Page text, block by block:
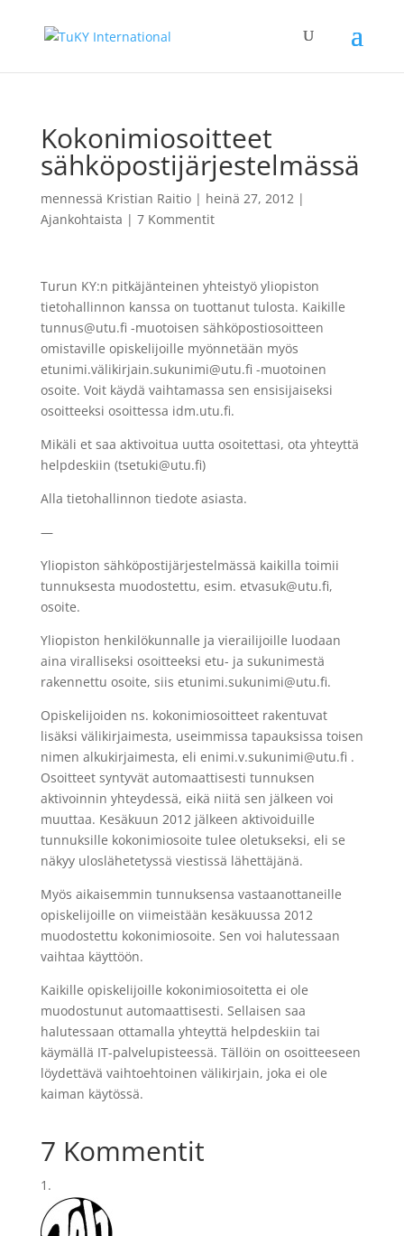
Kokonimiosoitteet
sähköpostijärjestelmässä
mennessä Kristian Raitio| heinä 27, 2012|
Ajankohtaista | 7 Kommentit
Turun KY:n pitkäjänteinen yhteistyö yliopiston
tietohallinnon kanssa on tuottanut tulosta. Kaikille
tunnus@utu.fi -muotoisen sähköpostiosoitteen
omistaville opiskelijoille myönnetään myös
etunimi.välikirjain.sukunimi@utu.fi -muotoinen
osoite. Voit käydä vaihtamassa sen ensisijaiseksi
osoitteeksi osoittessa idm.utu.fi.
Mikäli et saa aktivoitua uutta osoitettasi, ota yhteyttä
helpdeskiin (tsetuki@utu.fi)
Alla tietohallinnon tiedote asiasta.
—
Yliopiston sähköpostijärjestelmässä kaikilla toimii
tunnuksesta muodostettu, esim. etvasuk@utu.fi,
osoite.
Yliopiston henkilökunnalle ja vierailijoille luodaan
aina viralliseksi osoitteeksi etu- ja sukunimestä
rakennettu osoite, siis etunimi.sukunimi@utu.fi.
Opiskelijoiden ns. kokonimiosoitteet rakentuvat
lisäksi välikirjaimesta, useimmissa tapauksissa toisen
nimen alkukirjaimesta, eli enimi.v.sukunimi@utu.fi .
Osoitteet syntyvät automaattisesti tunnuksen
aktivoinnin yhteydessä, eikä niitä sen jälkeen voi
muuttaa. Kesäkuun 2012 jälkeen aktivoiduille
tunnuksille kokonimiosoite tulee oletukseksi, eli se
näkyy uloslähetetyssä viestissä lähettäjänä.
Myös aikaisemmin tunnuksensa vastaanottaneille
opiskelijoille on viimeistään kesäkuussa 2012
muodostettu kokonimiosoite. Sen voi halutessaan
vaihtaa käyttöön.
Kaikille opiskelijoille kokonimiosoitetta ei ole
muodostunut automaattisesti. Sellaisen saa
halutessaan ottamalla yhteyttä helpdeskiin tai
käymällä IT-palvelupisteessä. Tällöin on osoitteeseen
löydettävä vaihtoehtoinen välikirjain, joka ei ole
kaiman käytössä.
7 Kommentit